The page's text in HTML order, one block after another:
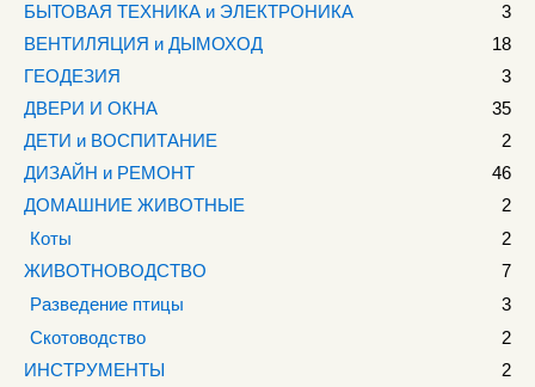
БЫТОВАЯ ТЕХНИКА и ЭЛЕКТРОНИКА
3
ВЕНТИЛЯЦИЯ и ДЫМОХОД
18
ГЕОДЕЗИЯ
3
ДВЕРИ И ОКНА
35
ДЕТИ и ВОСПИТАНИЕ
2
ДИЗАЙН и РЕМОНТ
46
ДОМАШНИЕ ЖИВОТНЫЕ
2
Коты
2
ЖИВОТНОВОДСТВО
7
Разведение птицы
3
Скотоводство
2
ИНСТРУМЕНТЫ
2